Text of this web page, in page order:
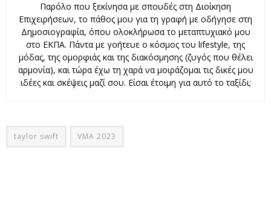
Παρόλο που ξεκίνησα με σπουδές στη Διοίκηση
Επιχειρήσεων, το πάθος μου για τη γραφή με οδήγησε στη
Δημοσιογραφία, όπου ολοκλήρωσα το μεταπτυχιακό μου
στο ΕΚΠΑ. Πάντα με γοήτευε ο κόσμος του lifestyle, της
μόδας, της ομορφιάς και της διακόσμησης (ζυγός που θέλει
αρμονία), και τώρα έχω τη χαρά να μοιράζομαι τις δικές μου
ιδέες και σκέψεις μαζί σου. Είσαι έτοιμη για αυτό το ταξίδι;
taylor swift VMA 2023